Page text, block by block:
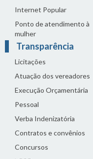
Internet Popular
Ponto de atendimento à
mulher
Transparência
Licitações
Atuação dos vereadores
Execução Orçamentária
Pessoal
Verba Indenizatória
Contratos e convênios
Concursos